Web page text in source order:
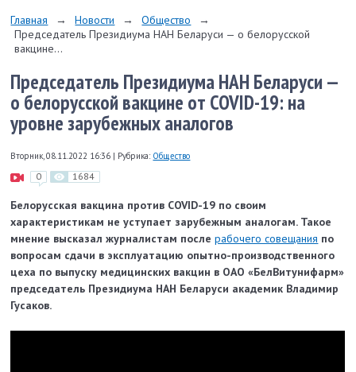
Главная → Новости → Общество
→
Председатель Президиума НАН Беларуси — о белорусской
вакцине...
Председатель Президиума НАН Беларуси —
о белорусской вакцине от COVID-19: на
уровне зарубежных аналогов
Вторник, 08.11.2022 16:36 | Рубрика: Общество
0 1684
Белорусская вакцина против COVID-19 по своим
характеристикам не уступает зарубежным аналогам. Такое
мнение высказал журналистам послерабочего совещания по
вопросам сдачи в эксплуатацию опытно-производственного
цеха по выпуску медицинских вакцин в ОАО «БелВитунифарм»
председатель Президиума НАН Беларуси академик Владимир
Гусаков.